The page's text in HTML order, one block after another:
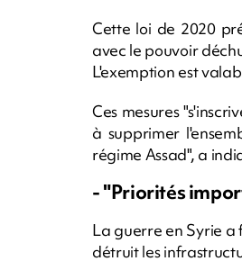
Cette loi de 2020
avec le pouvoir
L'exemption est
Ces mesures
à supprimer
régime Assad", a
- "Priorités
La guerre en Syrie a
détruit les